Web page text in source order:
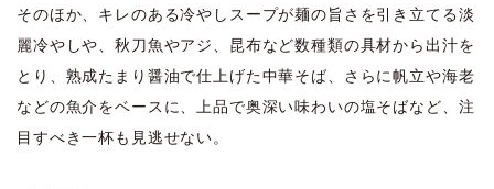
そのほか、キレのある冷やしスープが麺の旨さを引き立てる淡
麗冷やしや、秋刀魚やアジ、昆布など数種類の具材から出汁を
とり、熟成たまり醤油で仕上げた中華そば、さらに帆立や海老
などの魚介をベースに、上品で奥深い味わいの塩そばなど、注
目すべき一杯も見逃せない。